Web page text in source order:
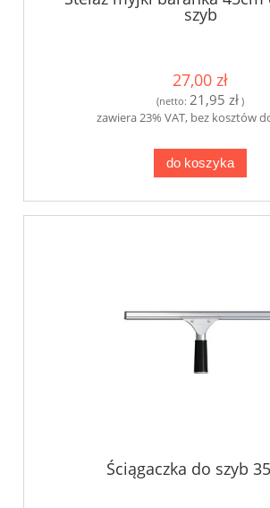
szyb
27,00 zł
(netto: 21,95 zł )
zawiera 23% VAT, bez kosztów
do koszyka
Ściągaczka do szyb